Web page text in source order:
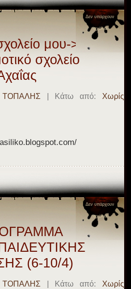
Δεν υπάρχουν
σχόλια
μου->
σχολείο
ΤΟΠΑΛΗΣ | Κάτω από: Χωρίς
Δεν υπάρχουν
σχόλια
(6-10/4)
ΤΟΠΑΛΗΣ | Κάτω από: Χωρίς